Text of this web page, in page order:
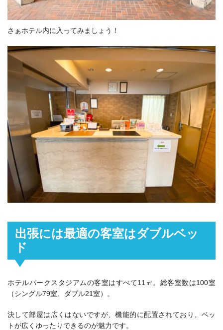
さぁホテル内に入ってみましょう！
出張には最適の客室はダブルベッ
ド
ホテルパークスタジアムの客室はすべて11㎡。総客室数は100室
（シングル79室、ダブル21室）。
決して部屋は広くはないですが、機能的に配置されており、ベッ
トが広くゆったりできるのが魅力です。